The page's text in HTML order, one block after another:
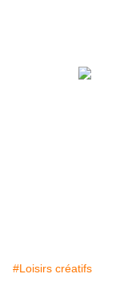
#Loisirs créatifs